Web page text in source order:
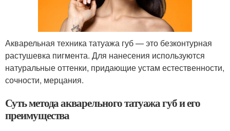
Акварельная техника татуажа губ — это безконтурная
растушевка пигмента. Для нанесения используются
натуральные оттенки, придающие устам естественности,
сочности, мерцания.
Суть метода акварельного татуажа губ и его
преимущества